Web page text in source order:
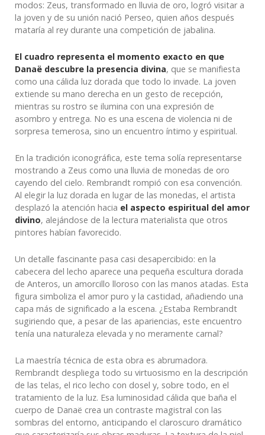
modos: Zeus, transformado en lluvia de oro, logró visitar a
la joven y de su unión nació Perseo, quien años después
mataría al rey durante una competición de jabalina.
El cuadro representa el momento exacto en que
Danaë descubre la presencia divina, que se manifiesta
como una cálida luz dorada que todo lo invade. La joven
extiende su mano derecha en un gesto de recepción,
mientras su rostro se ilumina con una expresión de
asombro y entrega. No es una escena de violencia ni de
sorpresa temerosa, sino un encuentro íntimo y espiritual.
En la tradición iconográfica, este tema solía representarse
mostrando a Zeus como una lluvia de monedas de oro
cayendo del cielo. Rembrandt rompió con esa convención.
Al elegir la luz dorada en lugar de las monedas, el artista
desplazó la atención hacia el aspecto espiritual del amor
divino, alejándose de la lectura materialista que otros
pintores habían favorecido.
Un detalle fascinante pasa casi desapercibido: en la
cabecera del lecho aparece una pequeña escultura dorada
de Anteros, un amorcillo lloroso con las manos atadas. Esta
figura simboliza el amor puro y la castidad, añadiendo una
capa más de significado a la escena. ¿Estaba Rembrandt
sugiriendo que, a pesar de las apariencias, este encuentro
tenía una naturaleza elevada y no meramente carnal?
La maestría técnica de esta obra es abrumadora.
Rembrandt despliega todo su virtuosismo en la descripción
de las telas, el rico lecho con dosel y, sobre todo, en el
tratamiento de la luz. Esa luminosidad cálida que baña el
cuerpo de Danaë crea un contraste magistral con las
sombras del entorno, anticipando el claroscuro dramático